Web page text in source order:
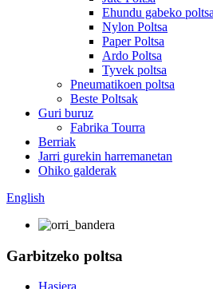
Ehundu gabeko poltsa
Nylon Poltsa
Paper Poltsa
Ardo Poltsa
Tyvek poltsa
Pneumatikoen poltsa
Beste Poltsak
Guri buruz
Fabrika Tourra
Berriak
Jarri gurekin harremanetan
Ohiko galderak
English
Garbitzeko poltsa